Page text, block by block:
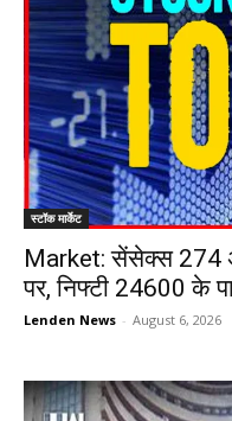
स्टॉक मार्केट
Market: सेंसेक्स 274
पर, निफ्टी 24600 के
Lenden News - August 6, 2026